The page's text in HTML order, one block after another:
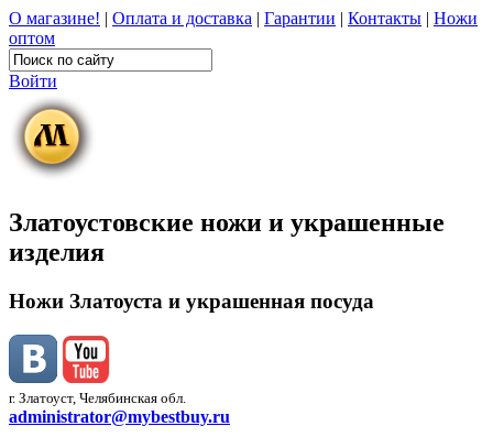
О магазине! | Оплата и доставка | Гарантии | Контакты | Ножи
оптом
Войти
Златоустовские ножи и украшенные
изделия
Ножи Златоуста и украшенная посуда
г. Златоуст, Челябинская обл.
administrator@mybestbuy.ru